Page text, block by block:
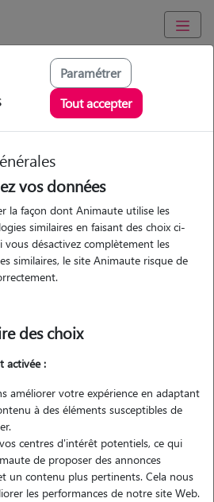
- Petsitter à
Promenades
Contacter
Paramétrer
Tout accepter
vos données
la façon dont Animaute utilise les
similaires en faisant des choix ci-
vous désactivez complètement les
similaires, le site Animaute risque de
des choix
activée :
améliorer votre expérience en adaptant
à des éléments susceptibles de
centres d'intérêt potentiels, ce qui
de proposer des annonces
un contenu plus pertinents. Cela nous
les performances de notre site Web.